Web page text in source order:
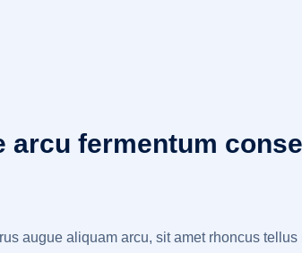
arcu fermentum
augue aliquam arcu, sit amet rhoncus